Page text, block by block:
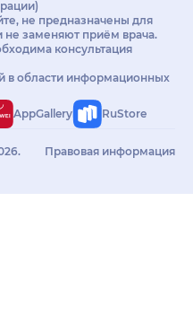
не предназначены для
не заменяют приём врача.
консультация
в области информационных
AppGallery RuStore
Правовая информация